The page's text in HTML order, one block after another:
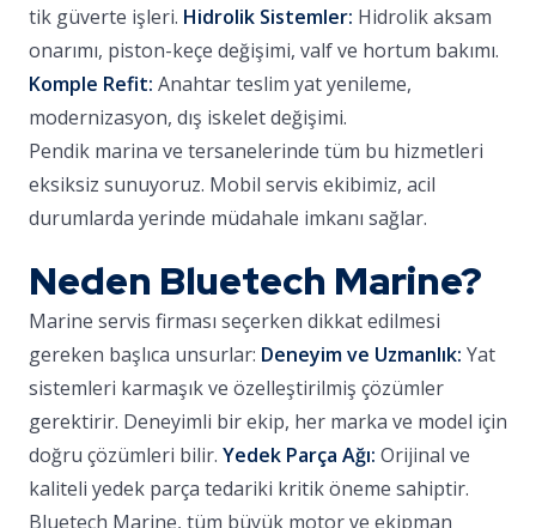
tik güverte işleri. Hidrolik Sistemler: Hidrolik aksam
onarımı, piston-keçe değişimi, valf ve hortum bakımı.
Komple Refit: Anahtar teslim yat yenileme,
modernizasyon, dış iskelet değişimi.
Pendik marina ve tersanelerinde tüm bu hizmetleri
eksiksiz sunuyoruz. Mobil servis ekibimiz, acil
durumlarda yerinde müdahale imkanı sağlar.
Neden Bluetech Marine?
Marine servis firması seçerken dikkat edilmesi
gereken başlıca unsurlar: Deneyim ve Uzmanlık: Yat
sistemleri karmaşık ve özelleştirilmiş çözümler
gerektirir. Deneyimli bir ekip, her marka ve model için
doğru çözümleri bilir. Yedek Parça Ağı: Orijinal ve
kaliteli yedek parça tedariki kritik öneme sahiptir.
Bluetech Marine, tüm büyük motor ve ekipman